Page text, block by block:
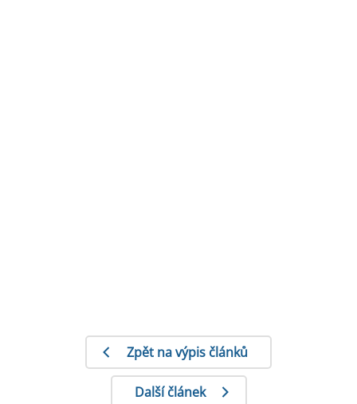
Zpět na výpis článků
Další článek